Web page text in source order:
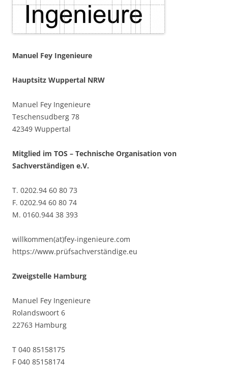
Manuel Fey Ingenieure
Hauptsitz Wuppertal NRW
Manuel Fey Ingenieure
Teschensudberg 78
42349 Wuppertal
Mitglied im TOS – Technische Organisation von
Sachverständigen e.V.
T. 0202.94 60 80 73
F. 0202.94 60 80 74
M. 0160.944 38 393
willkommen(at)fey-ingenieure.com
https://www.prüfsachverständige.eu
Zweigstelle Hamburg
Manuel Fey Ingenieure
Rolandswoort 6
22763 Hamburg
T 040 85158175
F 040 85158174